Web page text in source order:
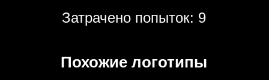
Затрачено попыток: 9
Похожие логотипы